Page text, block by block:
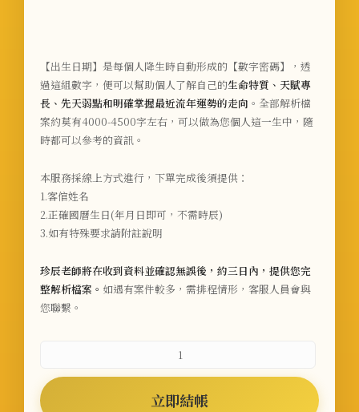
【出生日期】是每個人降生時自動形成的【數字密碼】，透
過這組數字，便可以幫助個人了解自己的生命特質、天賦專
長、先天弱點和明確掌握最近流年運勢的走向 。全部解析檔
案約莫有4000-4500字左右，可以做為您個人這一生中，隨
時都可以參考的資訊。
本服務採線上方式進行，下單完成後須提供：
1.客倌姓名
2.正確國曆生日(年月日即可，不需時辰)
3.如有特殊要求請附註說明
珍辰老師將在收到資料並確認無誤後，約三日內，提供您完
整解析檔案。 如遇有案件較多，需排程情形，客服人員會與
您聯繫。
立即結帳